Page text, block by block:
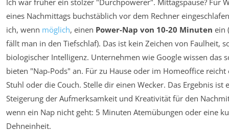
Ich war früher ein stolzer "Durchpowerer". Mittagspause? Für
eines Nachmittags buchstäblich vor dem Rechner
ich, wenn möglich, einen Power-Nap von 10-20 Minuten ein
fällt man in den Tiefschlaf). Das ist kein Zeichen von Faulheit,
biologischer Intelligenz. Unternehmen wie Google wissen das
bieten "Nap-Pods" an. Für zu Hause oder im Homeoffice
Stuhl oder die Couch. Stelle dir einen Wecker. Das Ergebnis ist
Steigerung der Aufmerksamkeit und Kreativität für den
wenn ein Nap nicht geht: 5 Minuten Atemübungen oder eine
Dehneinheit.